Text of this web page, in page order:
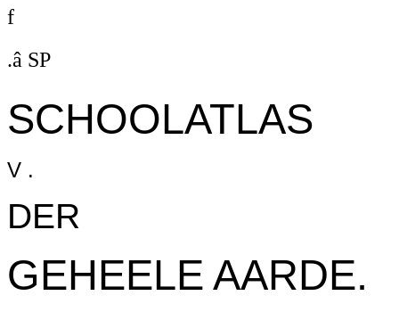
f
.â SP
SCHOOLATLAS
V .
DER
GEHEELE AARDE.